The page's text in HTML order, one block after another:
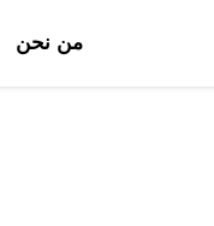
من نحن